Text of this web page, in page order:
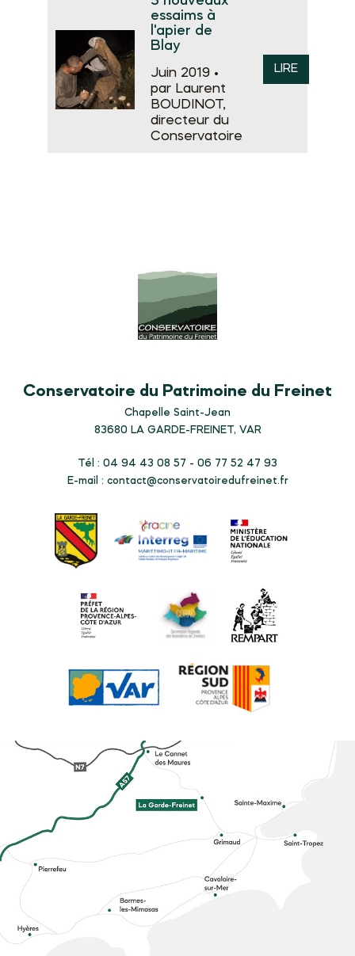
essaims à
l'apier de
Blay
Juin 2019 •
par Laurent
BOUDINOT,
directeur du
Conservatoire
LIRE
Conservatoire du Patrimoine du Freinet
Chapelle Saint-Jean
83680 LA GARDE-FREINET, VAR
Tél : 04 94 43 08 57 - 06 77 52 47 93
E-mail : contact@conservatoiredufreinet.fr